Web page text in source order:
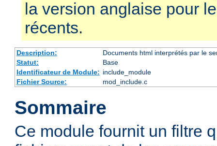
la version anglaise pour
récents.
Description:
Documents html interprétés par le
Statut:
Base
Identificateur de Module: include_module
Fichier Source:
mod_include.c
Sommaire
Ce module fournit un filtre